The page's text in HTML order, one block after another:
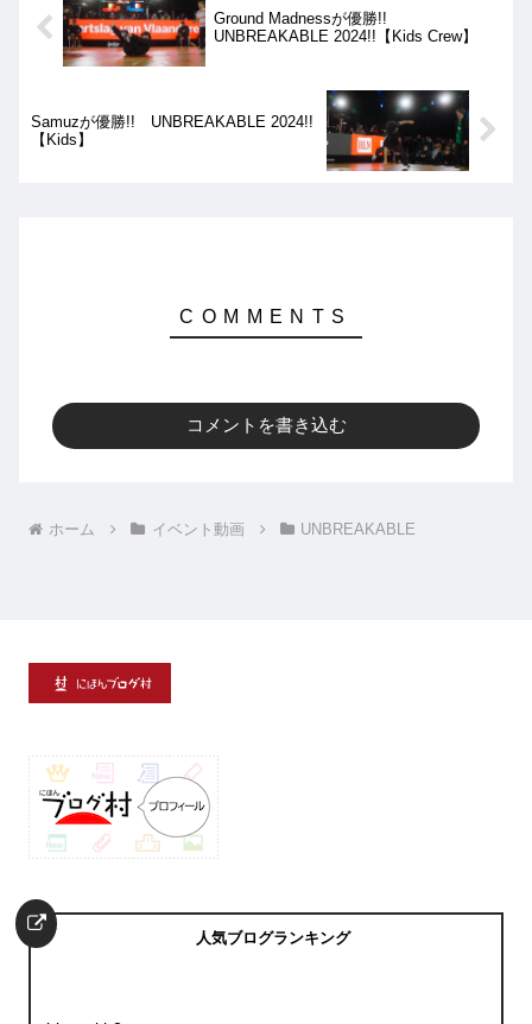
Ground Madnessが優勝!!
UNBREAKABLE 2024!!【Kids Crew】
Samuzが優勝!! UNBREAKABLE 2024!!
【Kids】
コメントを書き込む
ホーム イベント動画 UNBREAKABLE
人気ブログランキング